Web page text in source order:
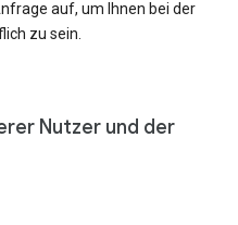
auf, um Ihnen bei der
zu sein.
Nutzer und der